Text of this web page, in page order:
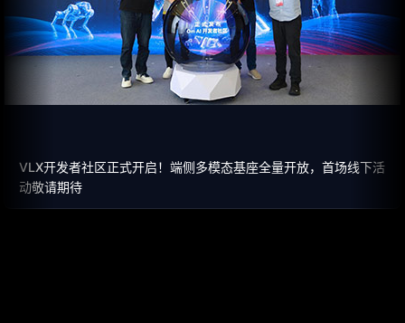
VLX开发者社区正式开启！端侧多模态基座全量开放，首场线下活
动敬请期待